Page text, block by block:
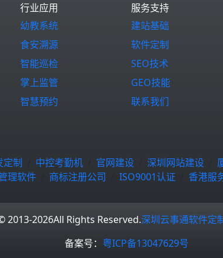
行业应用
幼教系统
食安溯源
智能巡检
掌上监管
智慧预约
服务支持
建站基础
软件定制
SEO技术
GEO技能
联系我们
定制 中控考勤机 官网建设 深圳网站建设
理软件 商标注册公司 ISO9001认证 香港服
2013-2026All Rights Reserved.深圳云事通软件定
备案号： 粤ICP备13047629号